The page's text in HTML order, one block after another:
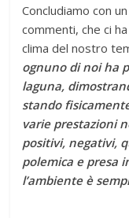
Concludiamo con
commenti, che ci
clima del nostro
ognuno di noi ha
laguna,
stando
varie prestazioni
positivi, negativi,
polemica e presa
l’ambiente è